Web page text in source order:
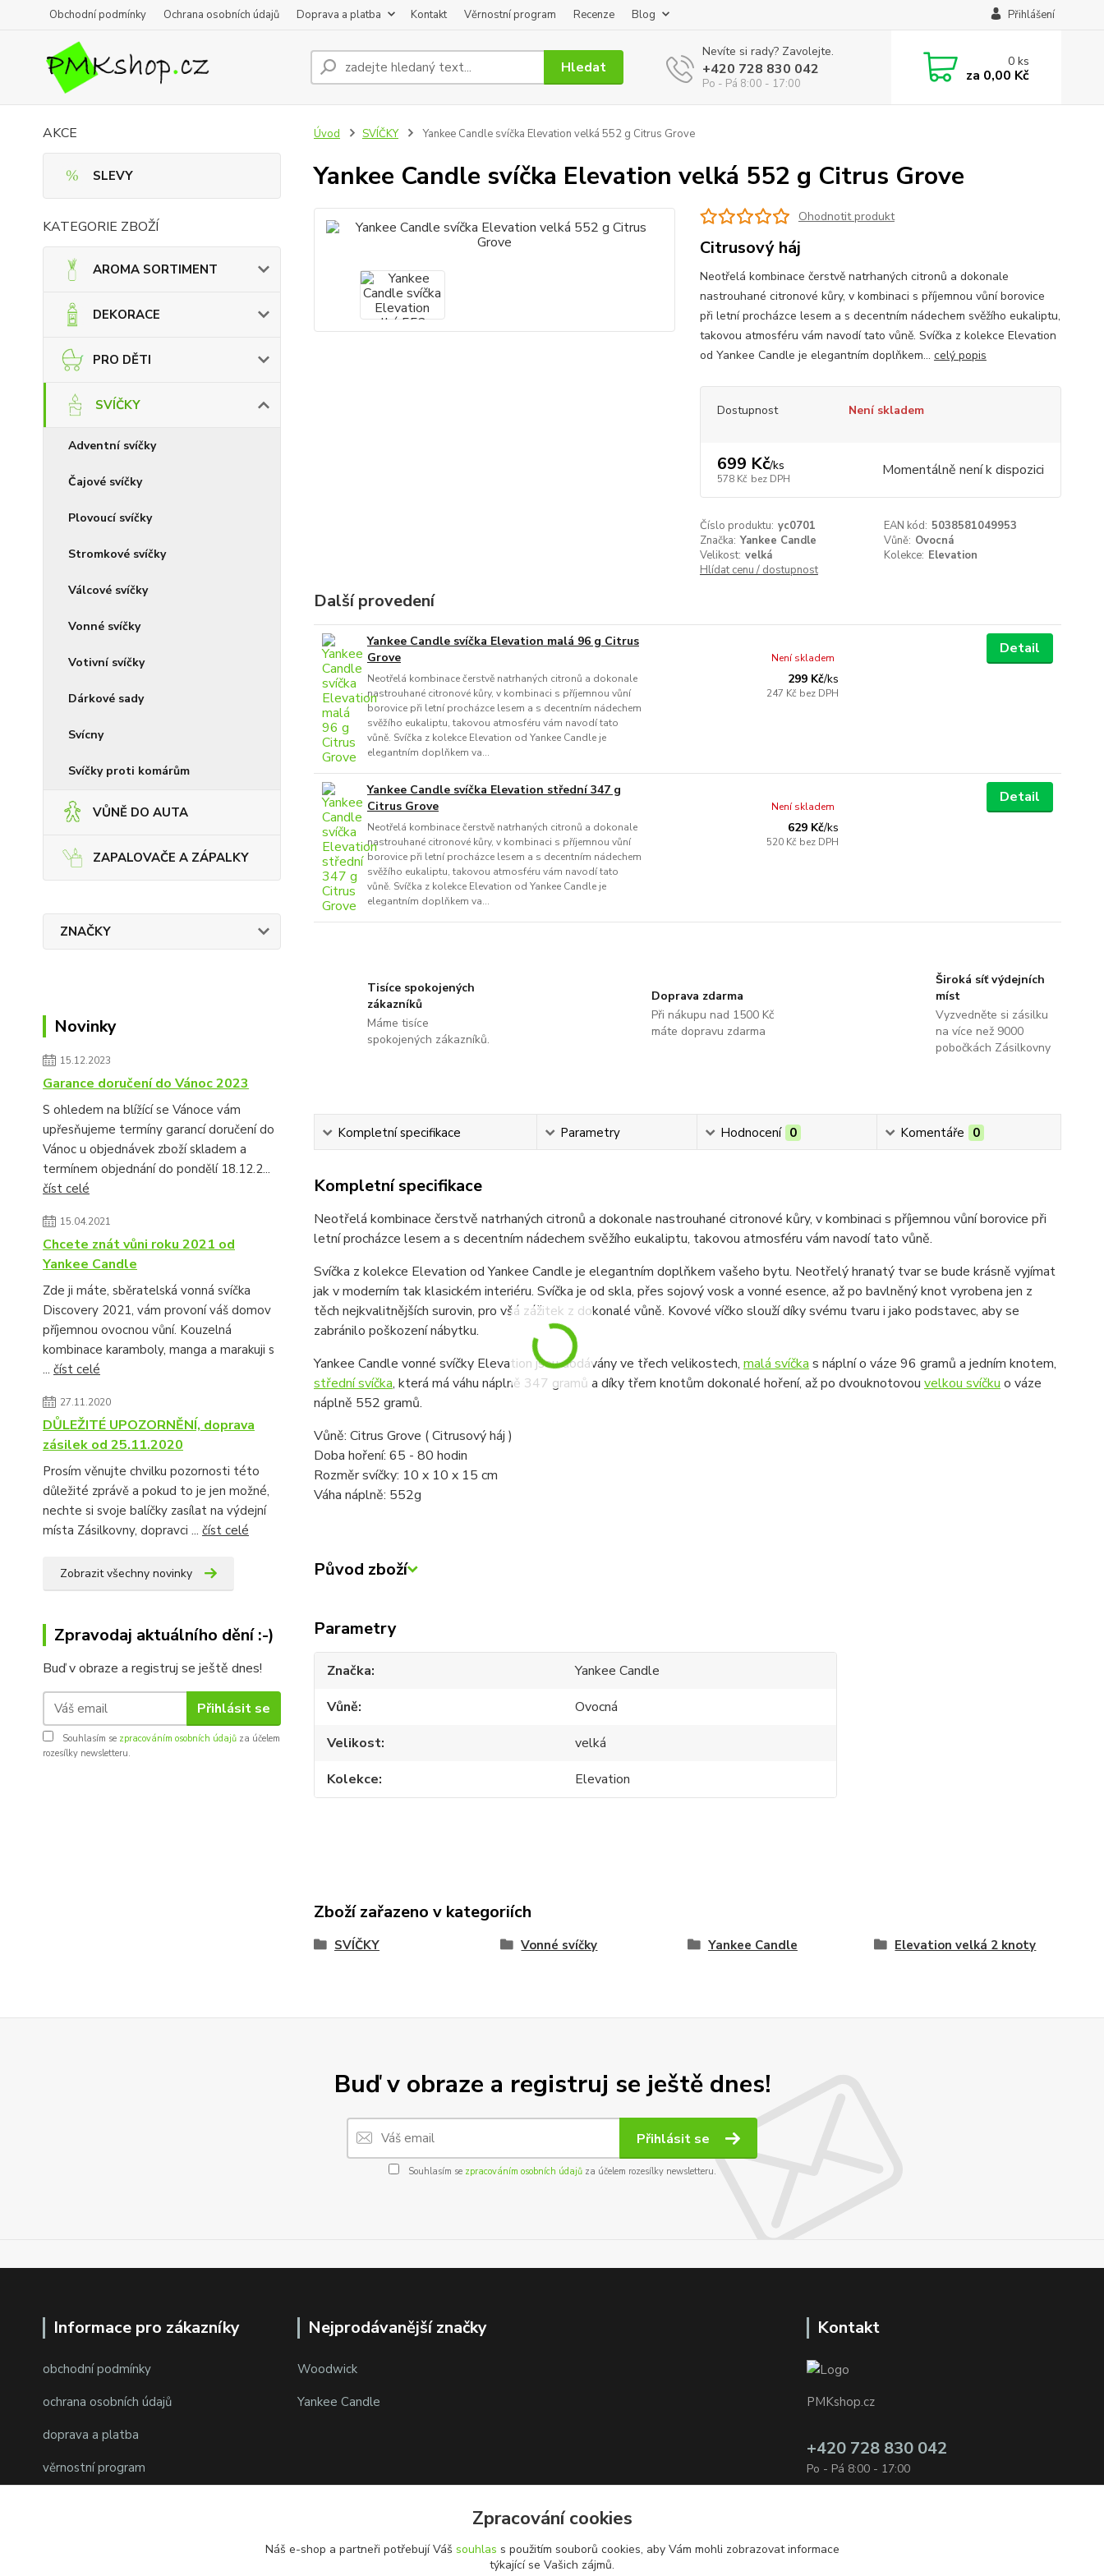
Obchodní podmínky Ochrana osobních údajů Doprava a platba Kontakt Věrnostní program Recenze Blog Přihlášení
Hledat
Nevíte si rady? Zavolejte.
+420 728 830 042
Po - Pá 8:00 - 17:00
0ks
za 0,00 Kč
AKCE
SLEVY
KATEGORIE ZBOŽÍ
AROMA SORTIMENT
DEKORACE
PRO DĚTI
SVÍČKY
Adventní svíčky
Čajové svíčky
Plovoucí svíčky
Stromkové svíčky
Válcové svíčky
Vonné svíčky
Votivní svíčky
Dárkové sady
Svícny
Svíčky proti komárům
VŮNĚ DO AUTA
ZAPALOVAČE A ZÁPALKY
ZNAČKY
Novinky
15.12.2023
Garance doručení do Vánoc 2023
S ohledem na blížící se Vánoce vám
upřesňujeme termíny garancí doručení do
Vánoc u objednávek zboží skladem a
termínem objednání do pondělí 18.12.2...
číst celé
15.04.2021
Chcete znát vůni roku 2021 od
Yankee Candle
Zde ji máte, sběratelská vonná svíčka
Discovery 2021, vám provoní váš domov
příjemnou ovocnou vůní. Kouzelná
kombinace karamboly, manga a marakuji s
... číst celé
27.11.2020
DŮLEŽITÉ UPOZORNĚNÍ, doprava
zásilek od 25.11.2020
Prosím věnujte chvilku pozornosti této
důležité zprávě a pokud to je jen možné,
nechte si svoje balíčky zasílat na výdejní
místa Zásilkovny, dopravci ... číst celé
Zobrazit všechny novinky
Zpravodaj aktuálního dění :-)
Buď v obraze a registruj se ještě dnes!
Přihlásit se
Souhlasím se zpracováním osobních údajů za účelem
rozesílky newsletteru.
Úvod SVÍČKY Yankee Candle svíčka Elevation velká 552 g Citrus Grove
Yankee Candle svíčka Elevation velká 552 g Citrus Grove
Ohodnotit produkt
Citrusový háj
Neotřelá kombinace čerstvě natrhaných citronů a dokonale
nastrouhané citronové kůry, v kombinaci s příjemnou vůní borovice
při letní procházce lesem a s decentním nádechem svěžího eukaliptu,
takovou atmosféru vám navodí tato vůně. Svíčka z kolekce Elevation
od Yankee Candle je elegantním doplňkem... celý popis
Dostupnost Není skladem
699 Kč/ks
578 Kč bez DPH Momentálně není k dispozici
Číslo produktu: yc0701 EAN kód: 5038581049953
Značka: Yankee Candle Vůně: Ovocná
Velikost: velká Kolekce: Elevation
Hlídat cenu / dostupnost
Další provedení
Yankee Candle svíčka Elevation malá 96 g Citrus
Grove
Neotřelá kombinace čerstvě natrhaných citronů a dokonale
nastrouhané citronové kůry, v kombinaci s příjemnou vůní
borovice při letní procházce lesem a s decentním nádechem
svěžího eukaliptu, takovou atmosféru vám navodí tato
vůně. Svíčka z kolekce Elevation od Yankee Candle je
elegantním doplňkem va...
299 Kč/ks
247 Kč bez DPH
Není skladem
Detail
Yankee Candle svíčka Elevation střední 347 g
Citrus Grove
Neotřelá kombinace čerstvě natrhaných citronů a dokonale
nastrouhané citronové kůry, v kombinaci s příjemnou vůní
borovice při letní procházce lesem a s decentním nádechem
svěžího eukaliptu, takovou atmosféru vám navodí tato
vůně. Svíčka z kolekce Elevation od Yankee Candle je
elegantním doplňkem va...
629 Kč/ks
520 Kč bez DPH
Není skladem
Detail
Tisíce spokojených
zákazníků
Máme tisíce
spokojených zákazníků.
Doprava zdarma
Při nákupu nad 1500 Kč
máte dopravu zdarma
Široká síť výdejních
míst
Vyzvedněte si zásilku
na více než 9000
pobočkách Zásilkovny
Kompletní specifikace Parametry Hodnocení 0 Komentáře 0
Kompletní specifikace
Neotřelá kombinace čerstvě natrhaných citronů a dokonale nastrouhané citronové kůry, v kombinaci s příjemnou vůní borovice při
letní procházce lesem a s decentním nádechem svěžího eukaliptu, takovou atmosféru vám navodí tato vůně.
Svíčka z kolekce Elevation od Yankee Candle je elegantním doplňkem vašeho bytu. Neotřelý hranatý tvar se bude krásně vyjímat
jak v moderním tak klasickém interiéru. Svíčka je od skla, přes sojový vosk a vonné esence, až po bavlněný knot vyrobena jen z
těch nejkvalitnějších surovin, pro všá zážitek z dokonalé vůně. Kovové víčko slouží díky svému tvaru i jako podstavec, aby se
zabránilo poškození nábytku.
Yankee Candle vonné svíčky Elevation jsou dodávány ve třech velikostech, malá svíčka s náplní o váze 96 gramů a jedním knotem,
střední svíčka, která má váhu náplně 347 gramů a díky třem knotům dokonalé hoření, až po dvouknotovou velkou svíčku o váze
náplně 552 gramů.
Vůně: Citrus Grove ( Citrusový háj )
Doba hoření: 65 - 80 hodin
Rozměr svíčky: 10 x 10 x 15 cm
Váha náplně: 552g
Původ zboží
Parametry
Značka
Yankee Candle
Vůně
Ovocná
Velikost
velká
Kolekce
Elevation
Zboží zařazeno v kategoriích
SVÍČKY Vonné svíčky Yankee Candle Elevation velká 2 knoty
Buď v obraze a registruj se ještě dnes!
Přihlásit se
Souhlasím se zpracováním osobních údajůza účelem rozesílky newsletteru.
Informace pro zákazníky
obchodní podmínky
ochrana osobních údajů
doprava a platba
věrnostní program
Nejprodávanější značky
Woodwick
Yankee Candle
Kontakt
PMKshop.cz
+420 728 830 042
Po - Pá 8:00 - 17:00
Zpracování cookies
Náš e-shop a partneři potřebují Váš souhlas s použitím souborů cookies, aby Vám mohli zobrazovat informace
týkající se Vašich zájmů.